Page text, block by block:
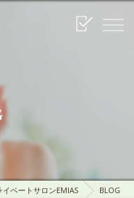
ベートサロンEMIAS BLOG